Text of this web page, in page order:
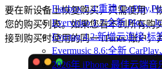
Flacbox 7.4:重建
Evervideo 1.7:全新 Plex、
Evertag 4.2:新增云连接,标
Evermusic 8.6:全新
2026年 iPhone 最佳云端音
要在新设备上恢复购买，只需使用「
您的购买列表。如果您看不到所有购
接到购买时使用的同一 iTunes 账户，